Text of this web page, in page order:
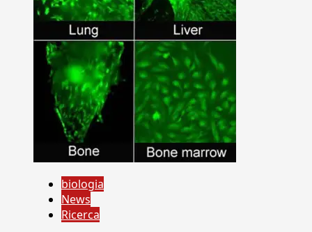
biologia
News
Ricerca